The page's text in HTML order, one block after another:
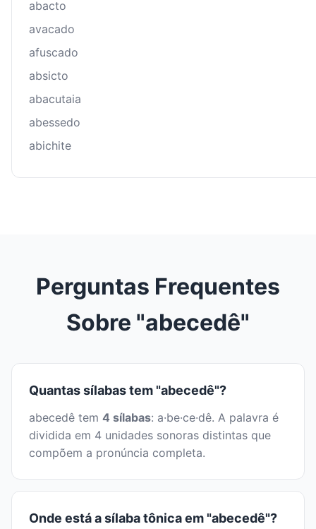
abacto
avacado
afuscado
absicto
abacutaia
abessedo
abichite
Perguntas Frequentes
Sobre "abecedê"
Quantas sílabas tem "abecedê"?
abecedê tem 4 sílabas: a·be·ce·dê. A palavra é
dividida em 4 unidades sonoras distintas que
compõem a pronúncia completa.
Onde está a sílaba tônica em "abecedê"?